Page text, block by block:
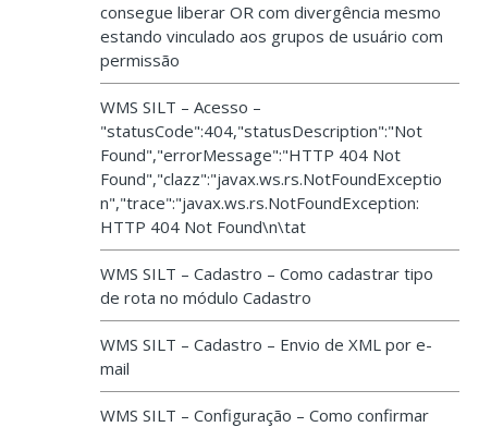
consegue liberar OR com divergência mesmo
estando vinculado aos grupos de usuário com
permissão
WMS SILT – Acesso –
"statusCode":404,"statusDescription":"Not
Found","errorMessage":"HTTP 404 Not
Found","clazz":"javax.ws.rs.NotFoundExceptio
n","trace":"javax.ws.rs.NotFoundException:
HTTP 404 Not Found\n\tat
WMS SILT – Cadastro – Como cadastrar tipo
de rota no módulo Cadastro
WMS SILT – Cadastro – Envio de XML por e-
mail
WMS SILT – Configuração – Como confirmar